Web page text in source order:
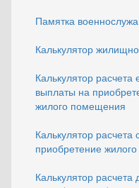
Памятка
Калькулятор
Калькулятор
выплаты на
жилого помещения
Калькулятор
приобретение
Калькулятор